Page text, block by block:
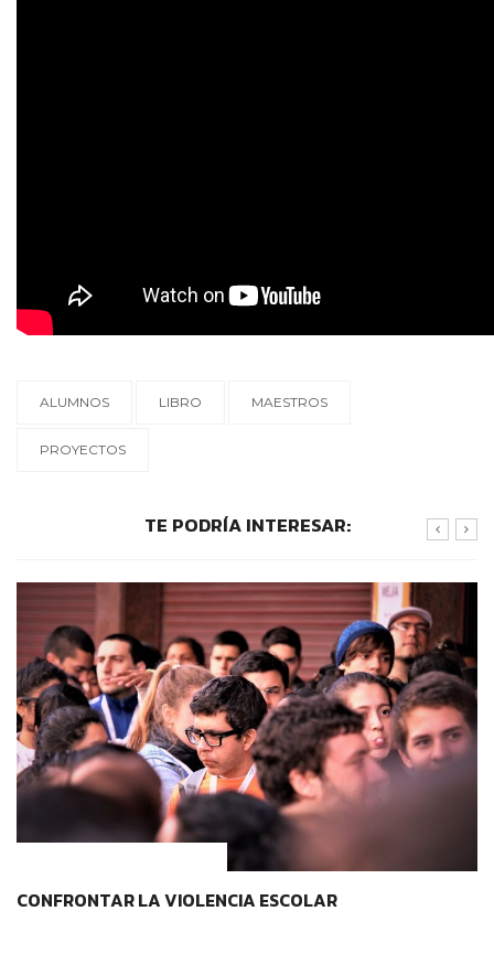
ALUMNOS LIBRO MAESTROS
PROYECTOS
TE PODRÍA INTERESAR:
CONFRONTAR LA VIOLENCIA ESCOLAR